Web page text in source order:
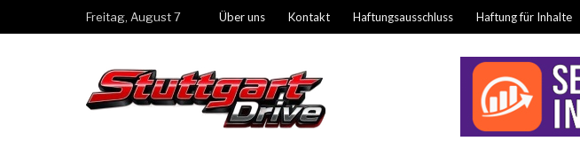
Freitag, August 7 Über uns Kontakt Haftungsausschluss Haftung für Inhalte